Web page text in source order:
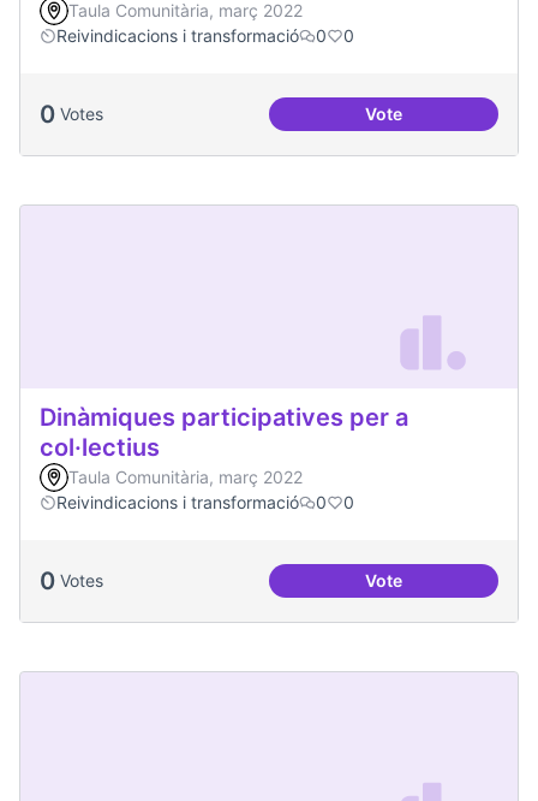
Taula Comunitària, març 2022
Reivindicacions i transformació
0 0
0 Votes VoteProcessos
Dinàmiques participatives per a
col·lectius
Taula Comunitària, març 2022
Reivindicacions i transformació
0 0
0 Votes VoteDinàmiques